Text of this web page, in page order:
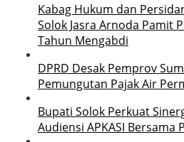
Kabag Hukum dan
Solok Jasra Arnoda Pamit
Tahun Mengabdi
DPRD Desak Pemprov
Pemungutan Pajak Air
Bupati Solok Perkuat
Audiensi APKASI Bersama